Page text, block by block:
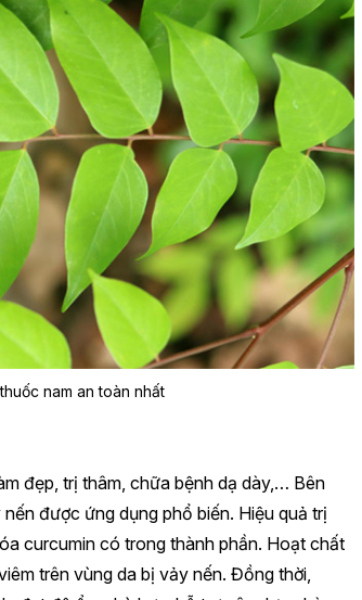
nam an toàn nhất
đẹp, trị thâm, chữa bệnh dạ dày,… Bên
được ứng dụng phổ biến. Hiệu quả trị
curcumin có trong thành phần. Hoạt chất
trên vùng da bị vảy nến. Đồng thời,